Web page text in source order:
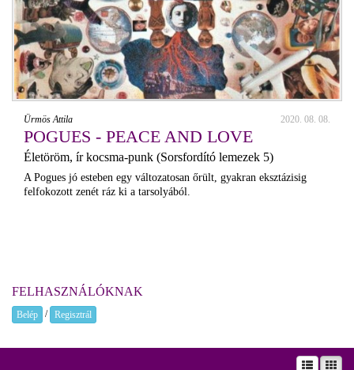
Ürmös Attila 2020. 08. 08.
POGUES - PEACE AND LOVE
Életöröm, ír kocsma-punk (Sorsfordító lemezek 5)
A Pogues jó esteben egy változatosan őrült, gyakran eksztázisig
felfokozott zenét ráz ki a tarsolyából.
FELHASZNÁLÓKNAK
Belép / Regisztrál